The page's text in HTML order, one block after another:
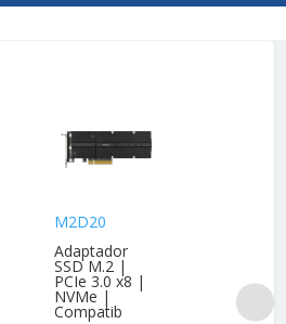
M2D20
Adaptador
SSD M.2 |
PCIe 3.0 x8 |
NVMe |
Compatib